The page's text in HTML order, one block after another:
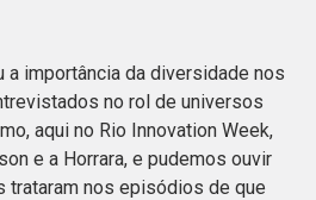
a importância da diversidade nos
no rol de universos
aqui no Rio Innovation Week,
e a Horrara, e pudemos ouvir
trataram nos episódios de que